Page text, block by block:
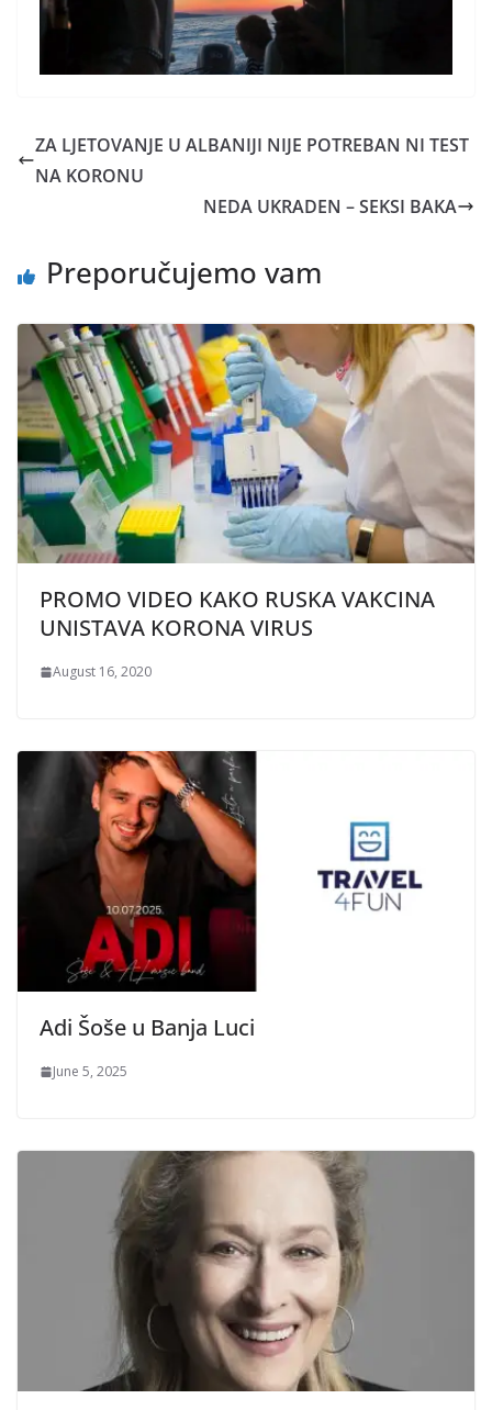
ZA LJETOVANJE U ALBANIJI NIJE POTREBAN NI TEST
NA KORONU
NEDA UKRADEN – SEKSI BAKA
Preporučujemo vam
PROMO VIDEO KAKO RUSKA VAKCINA
UNISTAVA KORONA VIRUS
August 16, 2020
Adi Šoše u Banja Luci
June 5, 2025